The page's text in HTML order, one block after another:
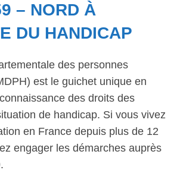
– NORD À
DU HANDICAP
des personnes
est le guichet unique en
des droits des
de handicap. Si vous vivez
en France depuis plus de 12
engager les démarches auprès